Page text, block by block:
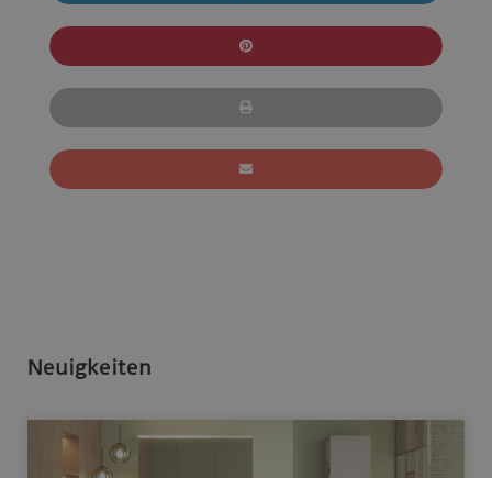
Neuigkeiten